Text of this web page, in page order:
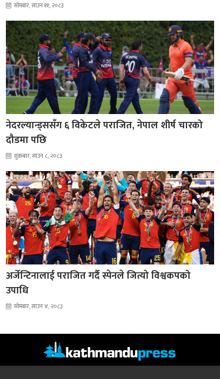
सोमबार, साउन ११, २०८३
नेदरल्यान्ड्ससँग ६ विकेटले पराजित, नेपाल शीर्ष चारको
दौडमा पछि
शुक्रबार, साउन ८, २०८३
अर्जेन्टिनालाई पराजित गर्दै स्पेनले जित्यो विश्वकपको
उपाधि
सोमबार, साउन ४, २०८३